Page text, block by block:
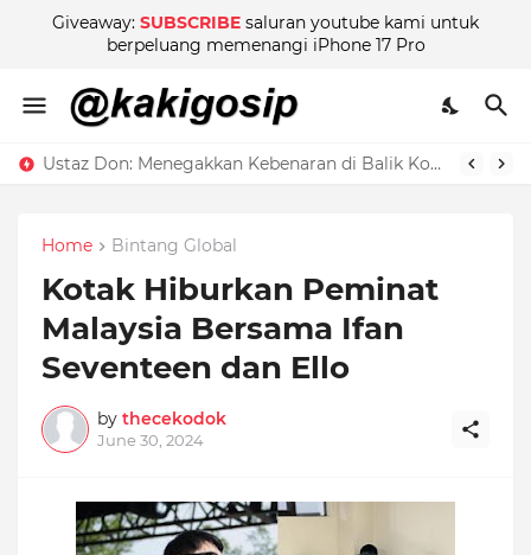
Giveaway: SUBSCRIBE saluran youtube kami untuk
berpeluang memenangi iPhone 17 Pro
Ustaz Don: Menegakkan Kebenaran di Balik Kontroversi
Home Bintang Global
Kotak Hiburkan Peminat
Malaysia Bersama Ifan
Seventeen dan Ello
by thecekodok
June 30, 2024